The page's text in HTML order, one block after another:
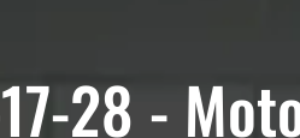
28 -